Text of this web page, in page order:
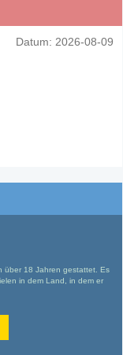
Datum: 2026-08-09
über 18 Jahren gestattet. Es
in dem Land, in dem er